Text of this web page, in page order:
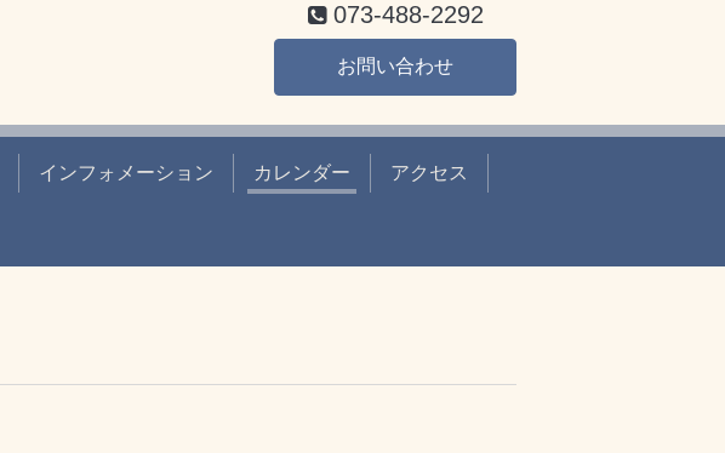
073-488-2292
お問い合わせ
インフォメーション カレンダー アクセス